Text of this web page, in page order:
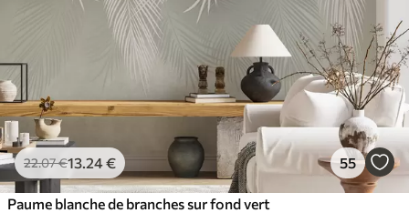
22.07€13 .24€ 55
Paume blanche de branches sur fond vert